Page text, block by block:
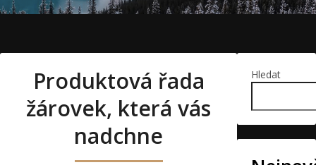
Produktová řada
žárovek, která vás
nadchne
Hledat